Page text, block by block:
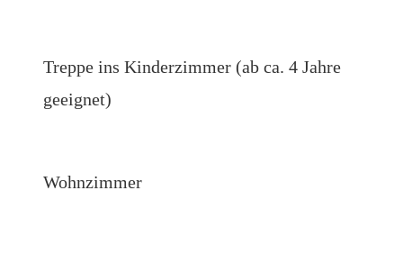
Treppe ins Kinderzimmer (ab ca. 4 Jahre
geeignet)
Wohnzimmer